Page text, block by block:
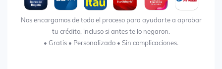
Nos encargamos de todo el proceso para ayudarte a aprobar
tu crédito, incluso si antes te lo negaron.
• Gratis • Personalizado • Sin complicaciones.